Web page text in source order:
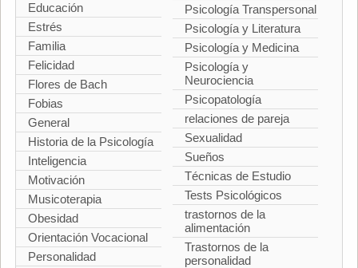
Educación
Estrés
Familia
Felicidad
Flores de Bach
Fobias
General
Historia de la Psicología
Inteligencia
Motivación
Musicoterapia
Obesidad
Orientación Vocacional
Personalidad
Psicología Transpersonal
Psicología y Literatura
Psicología y Medicina
Psicología y
Neurociencia
Psicopatología
relaciones de pareja
Sexualidad
Sueños
Técnicas de Estudio
Tests Psicológicos
trastornos de la
alimentación
Trastornos de la
personalidad